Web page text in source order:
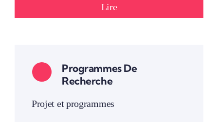
Lire
Programmes De
Recherche
Projet et programmes